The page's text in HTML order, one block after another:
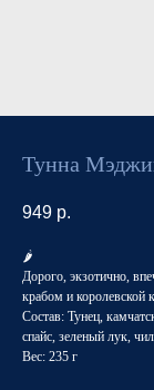
Тунна
949 р.
🌶️
Дорого, экзотично,
крабом и королевской
Состав: Тунец,
спайс, зеленый лук,
Вес: 235 г